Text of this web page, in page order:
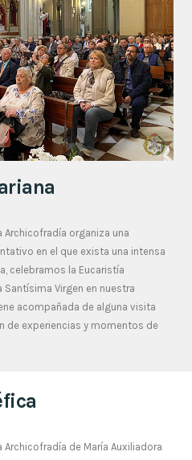
Archicofradía organiza una
en el que exista una intensa
celebramos la Eucaristía
Virgen en nuestra
acompañada de alguna visita
de experiencias y momentos de
de María Auxiliadora